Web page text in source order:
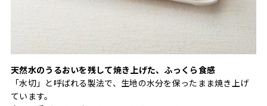
天然水のうるおいを残して焼き上げた、ふっくら食感
「水切」と呼ばれる製法で、生地の水分を保ったまま焼き上げ
ています。